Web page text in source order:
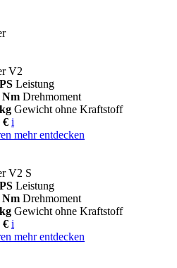
V2
Leistung
Nm Drehmoment
Gewicht ohne Kraftstoff
€ i
mehr entdecken
V2 S
Leistung
Nm Drehmoment
Gewicht ohne Kraftstoff
€ i
mehr entdecken